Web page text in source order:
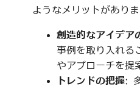
ようなメリットがありま
創造的なアイデア
事例を取り入れる
やアプローチを提
トレンドの把握: